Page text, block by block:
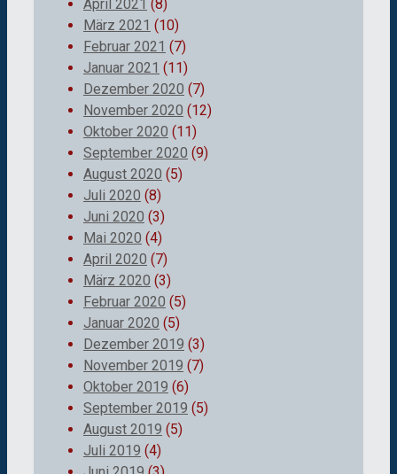
April 2021 (8)
März 2021 (10)
Februar 2021 (7)
Januar 2021 (11)
Dezember 2020 (7)
November 2020 (12)
Oktober 2020 (11)
September 2020 (9)
August 2020 (5)
Juli 2020 (8)
Juni 2020 (3)
Mai 2020 (4)
April 2020 (7)
März 2020 (3)
Februar 2020 (5)
Januar 2020 (5)
Dezember 2019 (3)
November 2019 (7)
Oktober 2019 (6)
September 2019 (5)
August 2019 (5)
Juli 2019 (4)